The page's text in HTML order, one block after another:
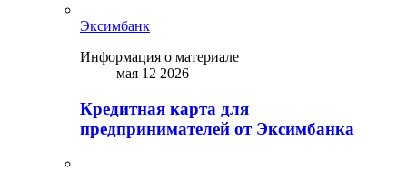
Эксимбанк
Информация о материале
мая 12 2026
Кредитная карта для
предпринимателей от Эксимбанка